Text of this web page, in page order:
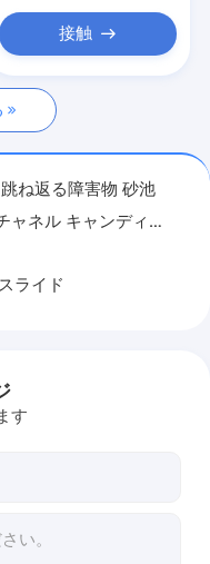
接触
ね返る障害物 砂池
型の柱付きの充気スライド
ライド
オーダーメイド 丸いプール
に 用い られる 色とりどり な 玩具
ゃ 子供向け水瓜ゲーム
物 象 うさぎ
す